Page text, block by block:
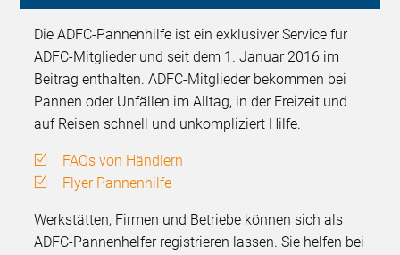
Die ADFC-Pannenhilfe ist ein exklusiver Service für
ADFC-Mitglieder und seit dem 1. Januar 2016 im
Beitrag enthalten. ADFC-Mitglieder bekommen bei
Pannen oder Unfällen im Alltag, in der Freizeit und
auf Reisen schnell und unkompliziert Hilfe.
FAQs von Händlern
Flyer Pannenhilfe
Werkstätten, Firmen und Betriebe können sich als
ADFC-Pannenhelfer registrieren lassen. Sie helfen bei